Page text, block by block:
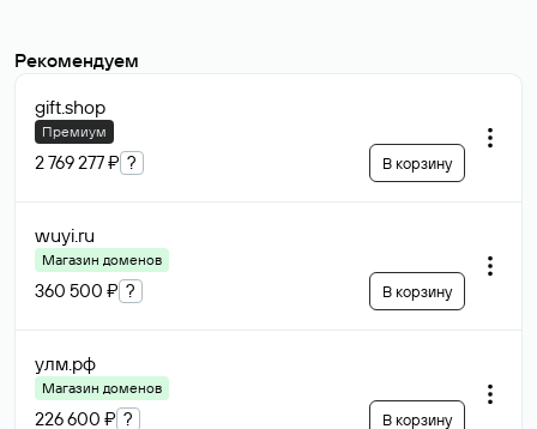
Рекомендуем
gift.shop
Премиум
2 769 277 ₽ ? В корзину
wuyi.ru
Магазин доменов
360 500 ₽ ? В корзину
улм.рф
Магазин доменов
226 600 ₽ ? В корзину